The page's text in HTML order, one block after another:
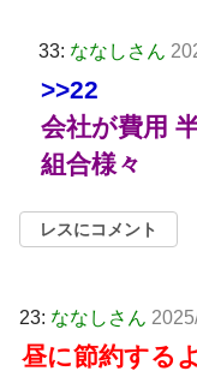
33: ななしさん
>>22
会社が費用
組合様々
レスにコメント
23: ななしさん
昼に節約する